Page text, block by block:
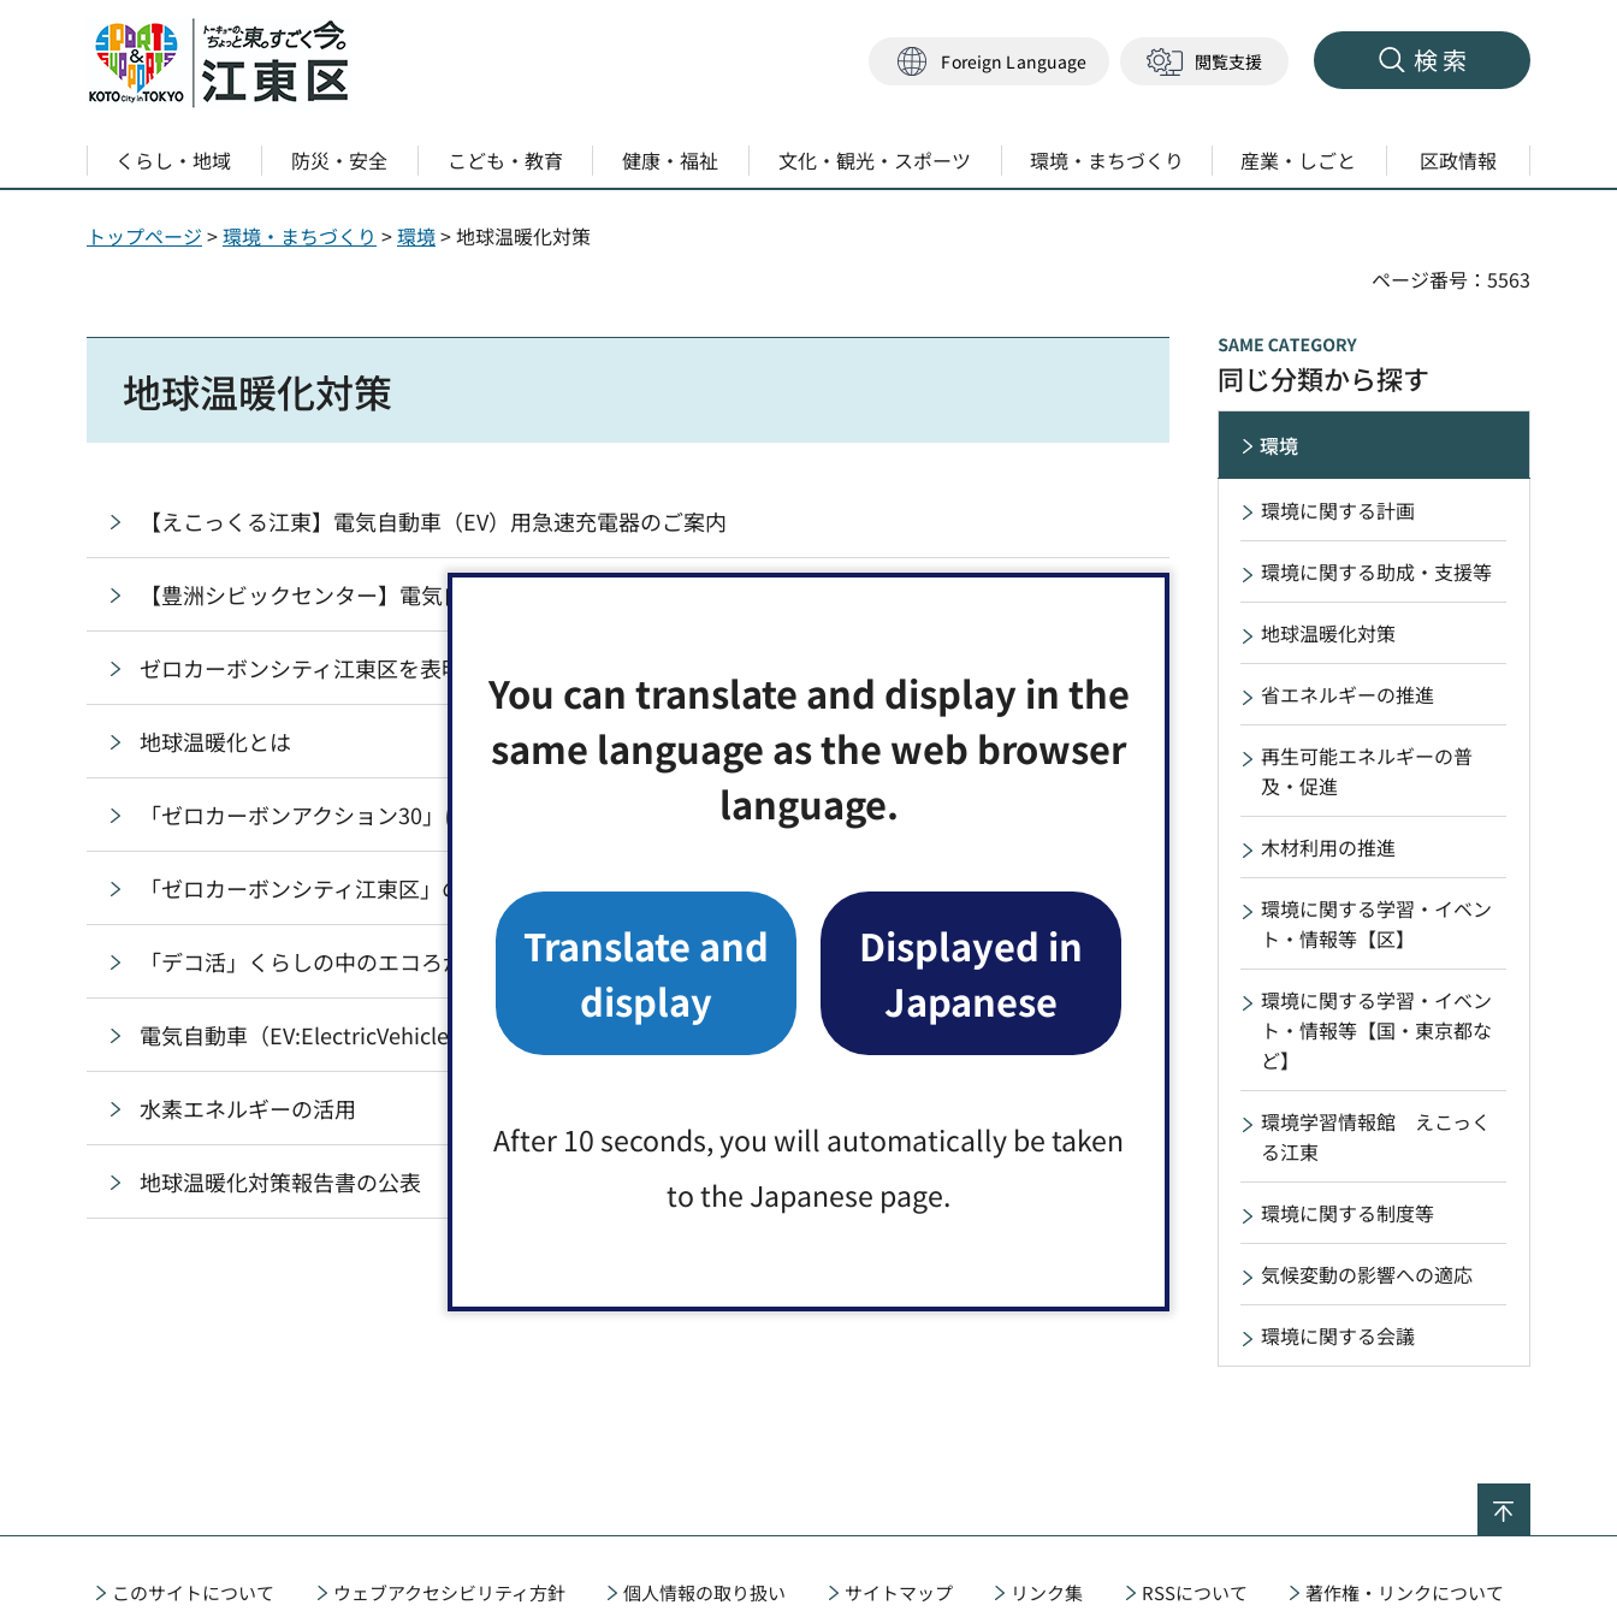
You can translate and display in the
same language as the web browser
language.
Translate and
display
Displayed in
Japanese
After 10 seconds, you will automatically be taken
to the Japanese page.
Foreign Language 閲覧支援 検索
くらし・地域 防災・安全 こども・教育 健康・福祉 文化・観光・スポーツ 環境・まちづくり 産業・しごと 区政情報
トップページ >環境・まちづくり >環境> 地球温暖化対策
ページ番号：5563
地球温暖化対策
【えこっくる江東】電気自動車（EV）用急速充電器のご案内
【豊洲シビックセンター】電気自動車（EV）用急速充電器のご案内
ゼロカーボンシティ江東区を表明しました
地球温暖化とは
「ゼロカーボンアクション30」に取り組みませんか
「ゼロカーボンシティ江東区」の実現に向けた包括連携協定の締結について
「デコ活」くらしの中のエコろがけ
電気自動車（EV:ElectricVehicle）用急速充電器のご案内
水素エネルギーの活用
地球温暖化対策報告書の公表
同じ分類から探す
環境
環境に関する計画
環境に関する助成・支援等
地球温暖化対策
省エネルギーの推進
再生可能エネルギーの普
及・促進
木材利用の推進
環境に関する学習・イベン
ト・情報等【区】
環境に関する学習・イベン
ト・情報等【国・東京都な
ど】
環境学習情報館 えこっく
る江東
環境に関する制度等
気候変動の影響への適応
環境に関する会議
このサイトについて ウェブアクセシビリティ方針 個人情報の取り扱い サイトマップ リンク集 RSSについて 著作権・リンクについて